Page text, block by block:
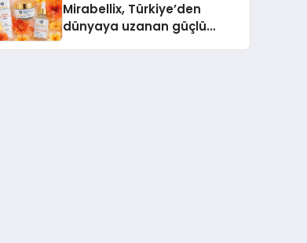
Mirabellix, Türkiye’den
dünyaya uzanan güçlü